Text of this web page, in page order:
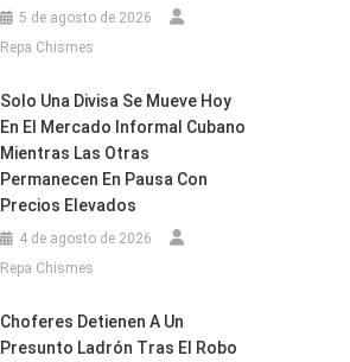
5 de agosto de 2026
Repa Chismes
Solo Una Divisa Se Mueve Hoy
En El Mercado Informal Cubano
Mientras Las Otras
Permanecen En Pausa Con
Precios Elevados
4 de agosto de 2026
Repa Chismes
Choferes Detienen A Un
Presunto Ladrón Tras El Robo